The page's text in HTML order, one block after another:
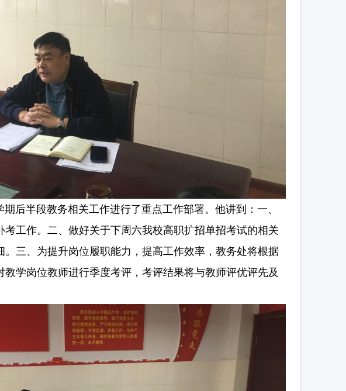
半段教务相关工作进行了重点工作部署。他讲到：一、
工作。二、做好关于下周六我校高职扩招单招考试的相关
三、为提升岗位履职能力，提高工作效率，教务处将根据
教学岗位教师进行季度考评，考评结果将与教师评优评先及